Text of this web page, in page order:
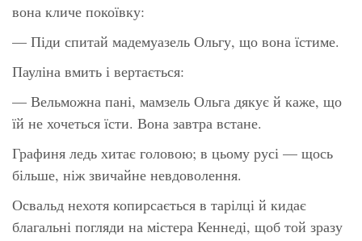
вона кличе покоївку:
— Піди спитай мадемуазель Ольгу, що вона їстиме.
Пауліна вмить і вертається:
— Вельможна пані, мамзель Ольга дякує й каже, що
їй не хочеться їсти. Вона завтра встане.
Графиня ледь хитає головою; в цьому русі — щось
більше, ніж звичайне невдоволення.
Освальд нехотя копирсається в тарілці й кидає
благальні погляди на містера Кеннеді, щоб той зразу